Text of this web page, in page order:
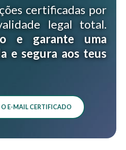
certificadas por
legal total.
e garante uma
e segura aos teus
O E-MAIL CERTIFICADO